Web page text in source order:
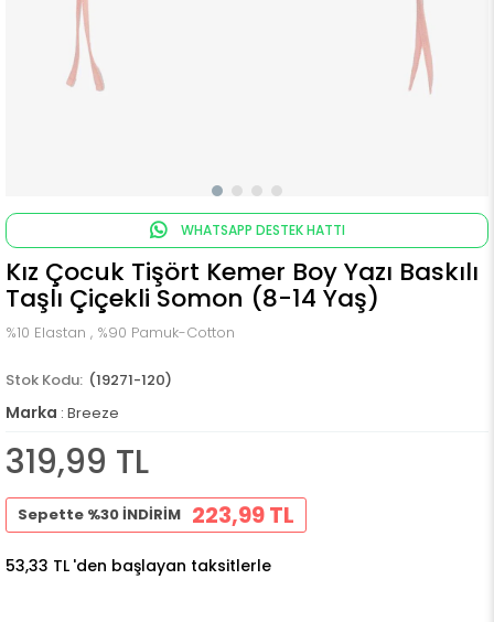
WHATSAPP DESTEK HATTI
Kız Çocuk Tişört Kemer Boy Yazı Baskılı
Taşlı Çiçekli Somon (8-14 Yaş)
%10 Elastan , %90 Pamuk-Cotton
(19271-120)
Marka : Breeze
319,99 TL
Sepette %30 İNDİRİM 223,99 TL
53,33 TL 'den başlayan taksitlerle